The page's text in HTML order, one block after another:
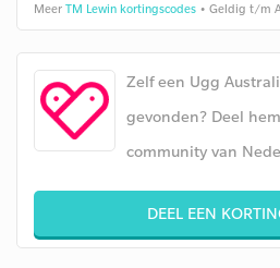
Meer TM Lewin kortingscodes • Geldig t/m
Zelf een Ugg
gevonden? Deel
community van
DEEL EEN